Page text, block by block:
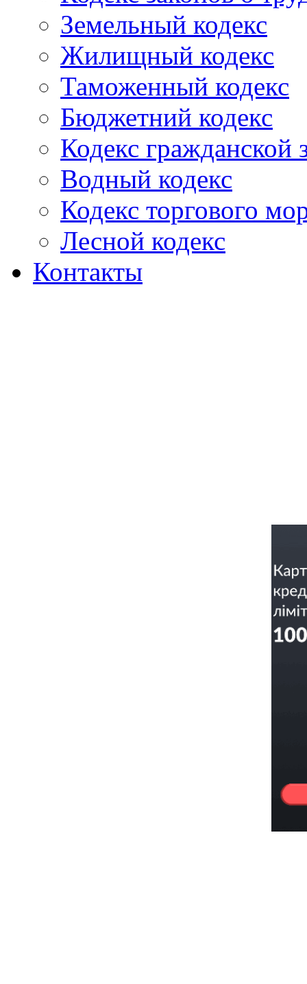
Земельный кодекс
Жилищный кодекс
Таможенный кодекс
Бюджетний кодекс
Кодекс гражданской
Водный кодекс
Кодекс торгового
Лесной кодекс
Контакты